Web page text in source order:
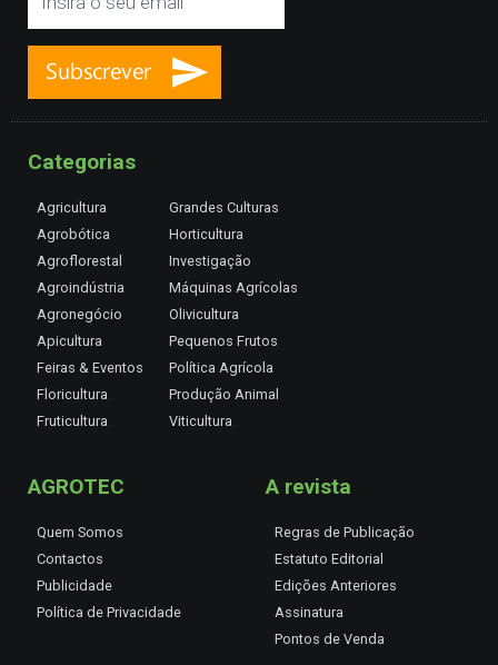
Categorias
Agricultura
Agrobótica
Agroflorestal
Agroindústria
Agronegócio
Apicultura
Feiras & Eventos
Floricultura
Fruticultura
Grandes Culturas
Horticultura
Investigação
Máquinas Agrícolas
Olivicultura
Pequenos Frutos
Política Agrícola
Produção Animal
Viticultura
AGROTEC
Quem Somos
Contactos
Publicidade
Política de Privacidade
A revista
Regras de Publicação
Estatuto Editorial
Edições Anteriores
Assinatura
Pontos de Venda